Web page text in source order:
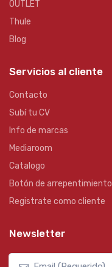
OUTLET
Thule
Blog
Servicios al cliente
Contacto
Subí tu CV
Info de marcas
Mediaroom
Catalogo
Botón de arrepentimiento
Registrate como cliente
Newsletter